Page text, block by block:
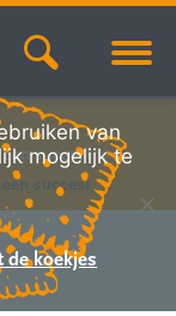
succes!
succes!
van
mogelijk te
de koekjes